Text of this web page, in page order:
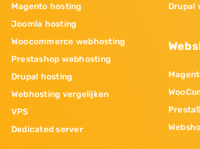
Magento hosting
Joomla hosting
Woocommerce webhosting
Prestashop webhosting
Drupal hosting
Webhosting vergelijken
VPS
Dedicated server
Drupal